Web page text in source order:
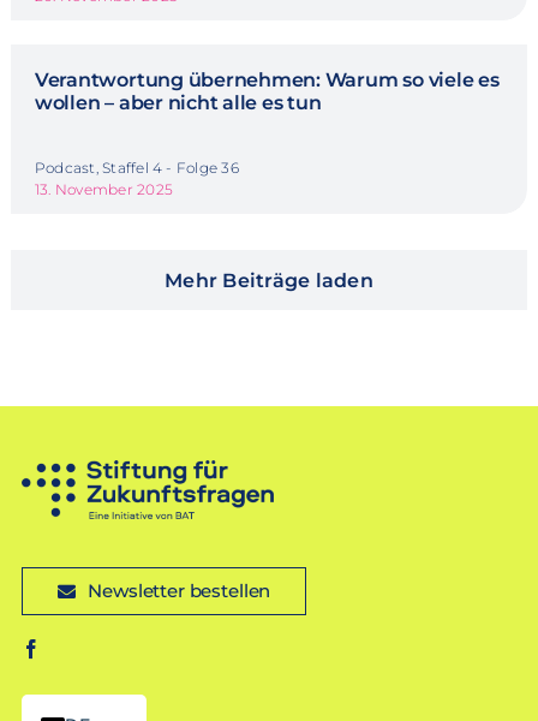
Verantwortung übernehmen: Warum so viele es
wollen – aber nicht alle es tun
Podcast, Staffel 4 - Folge 36
13. November 2025
Mehr Beiträge laden
Newsletter bestellen